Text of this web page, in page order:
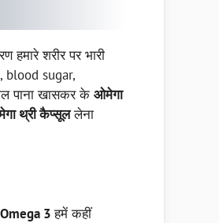
शरीर पर भारी
blood sugar,
पाना खासकर के ओमेगा
थ्री कैप्सूललेना
3हमें कहीं